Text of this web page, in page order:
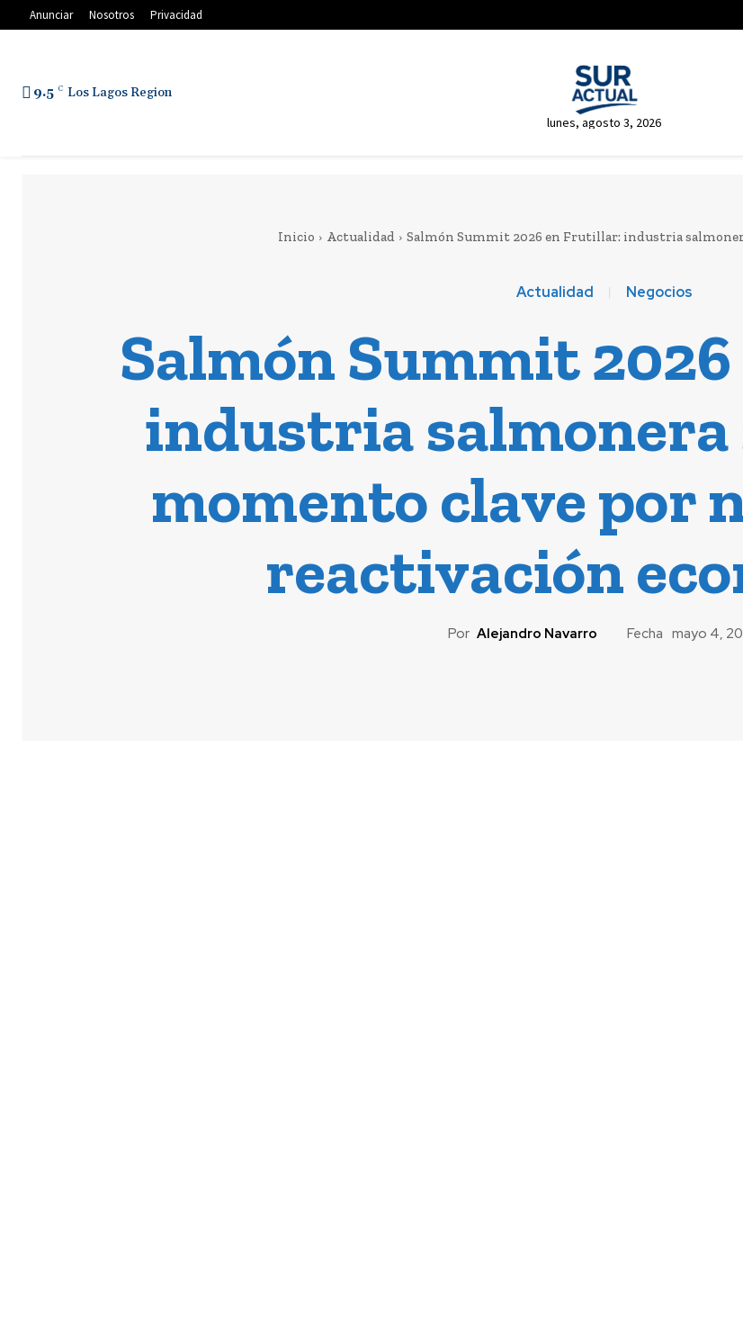
Anunciar Nosotros Privacidad
9.5 C Los Lagos Region
lunes, agosto 3, 2026
Inicio Actualidad Salmón Summit 2026 en Frutillar: industria
Actualidad Negocios
Salmón Summit
industria salmonera
momento clave por
reactivación
Por Alejandro Navarro Fecha mayo 4,